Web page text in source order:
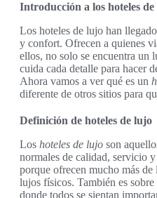
Introducción a los hoteles
Los hoteles de lujo han
y confort. Ofrecen a quienes
ellos, no solo se encuentra un
cuida cada detalle para hacer
Ahora vamos a ver qué es un
diferente de otros sitios para
Definición de hoteles de lujo
Los hoteles de lujo son
normales de calidad, servicio
porque ofrecen mucho más
lujos físicos. También es
donde todos se sientan